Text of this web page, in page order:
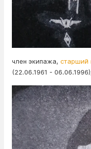
член экипажа, старший
(22.06.1961 -